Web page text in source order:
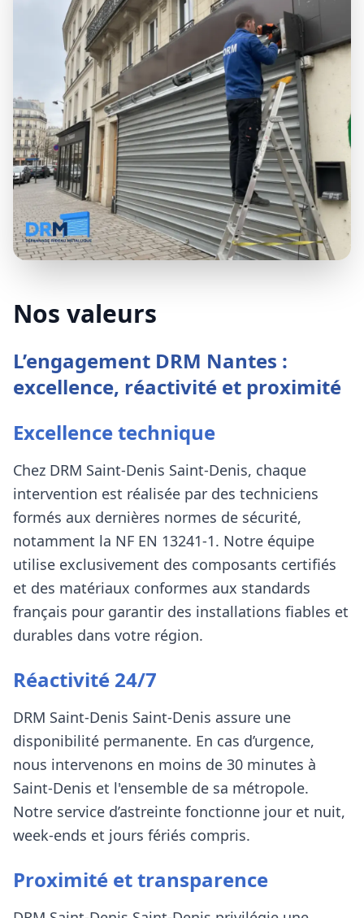
Nos valeurs
L’engagement DRM Nantes :
excellence, réactivité et proximité
Excellence technique
Chez DRM Saint-Denis Saint-Denis, chaque
intervention est réalisée par des techniciens
formés aux dernières normes de sécurité,
notamment la NF EN 13241-1. Notre équipe
utilise exclusivement des composants certifiés
et des matériaux conformes aux standards
français pour garantir des installations fiables et
durables dans votre région.
Réactivité 24/7
DRM Saint-Denis Saint-Denis assure une
disponibilité permanente. En cas d’urgence,
nous intervenons en moins de 30 minutes à
Saint-Denis et l'ensemble de sa métropole.
Notre service d’astreinte fonctionne jour et nuit,
week-ends et jours fériés compris.
Proximité et transparence